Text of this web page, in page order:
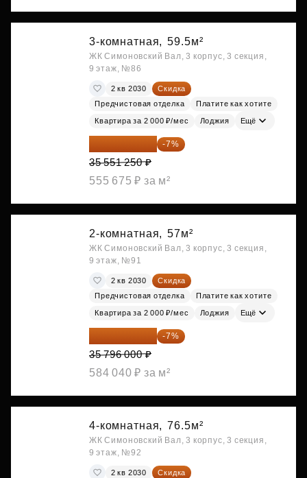
3-комнатная, 59.5м²
ЖК Симоновский Вал, 3 корпус, 3 секция,
9 этаж, №86
2 кв 2030
Скидка
Предчистовая отделка
Платите как хотите
Квартира за 2 000 ₽/мес Лоджия Ещё
33 062 663 ₽ -7%
35 551 250 ₽
555 675 ₽ за м²
2-комнатная, 57м²
ЖК Симоновский Вал, 3 корпус, 3 секция,
9 этаж, №91
2 кв 2030
Скидка
Предчистовая отделка
Платите как хотите
Квартира за 2 000 ₽/мес Лоджия Ещё
33 290 280 ₽ -7%
35 796 000 ₽
584 040 ₽ за м²
4-комнатная, 76.5м²
ЖК Симоновский Вал, 3 корпус, 3 секция,
9 этаж, №92
2 кв 2030
Скидка